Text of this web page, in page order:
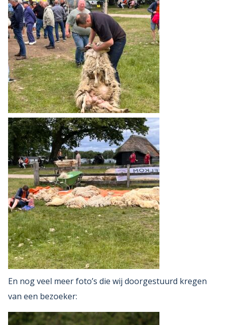
En nog veel meer foto’s die wij doorgestuurd kregen
van een bezoeker: